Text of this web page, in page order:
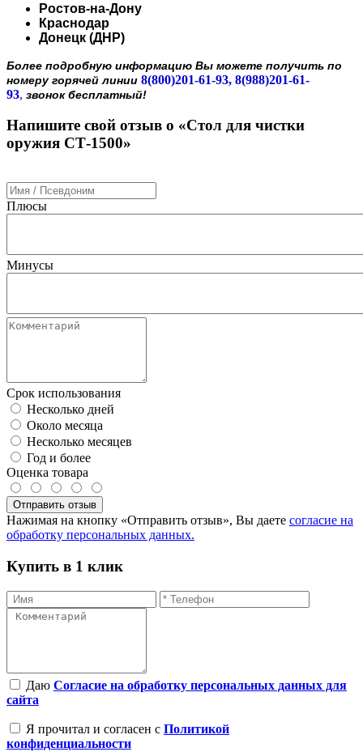
Ростов-на-Дону
Краснодар
Донецк (ДНР)
Более подробную информацию Вы можете получить по
номеру горячей линии 8(800)201-61-93, 8(988)201-61-
93, звонок бесплатный!
Напишите свой отзыв о «Стол для чистки
оружия СТ-1500»
Плюсы
Минусы
Срок использования
Несколько дней
Около месяца
Несколько месяцев
Год и более
Оценка товара
Отправить отзыв
Нажимая на кнопку «Отправить отзыв», Вы даете согласие на
обработку персональных данных.
Купить в 1 клик
Даю Согласие на обработку персональных данных для
сайта
Я прочитал и согласен с Политикой
конфиденциальности